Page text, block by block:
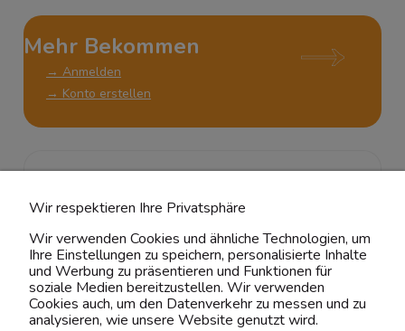
Mehr Bekommen
→ Anmelden
→ Konto erstellen
MEIN ACCOUNT
BELIEBTE KATEGORIEN
Wir respektieren Ihre Privatsphäre
Wir verwenden Cookies und ähnliche Technologien, um
Ihre Einstellungen zu speichern, personalisierte Inhalte
und Werbung zu präsentieren und Funktionen für
soziale Medien bereitzustellen. Wir verwenden
Cookies auch, um den Datenverkehr zu messen und zu
analysieren, wie unsere Website genutzt wird.